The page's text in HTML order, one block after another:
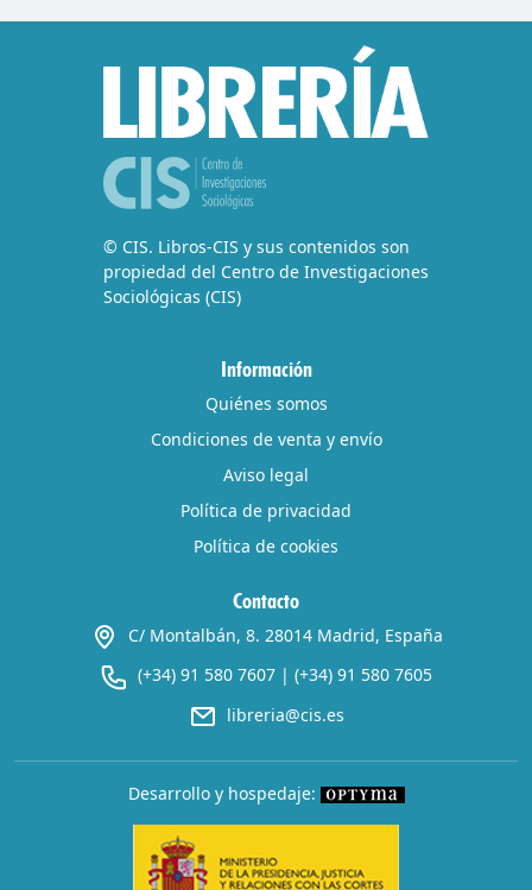
© CIS. Libros-CIS y sus contenidos son
propiedad del Centro de Investigaciones
Sociológicas (CIS)
Información
Quiénes somos
Condiciones de venta y envío
Aviso legal
Política de privacidad
Política de cookies
Contacto
C/ Montalbán, 8. 28014 Madrid, España
(+34) 91 580 7607 | (+34) 91 580 7605
libreria@cis.es
Desarrollo y hospedaje: